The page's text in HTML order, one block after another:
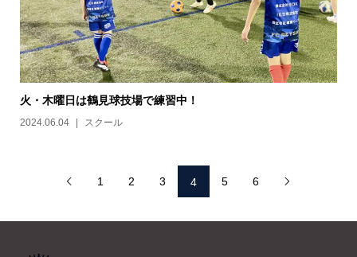
火・木曜日は鶴見球技場で練習中！
2024.06.04 スクール
 1 2 3 4 5 6 